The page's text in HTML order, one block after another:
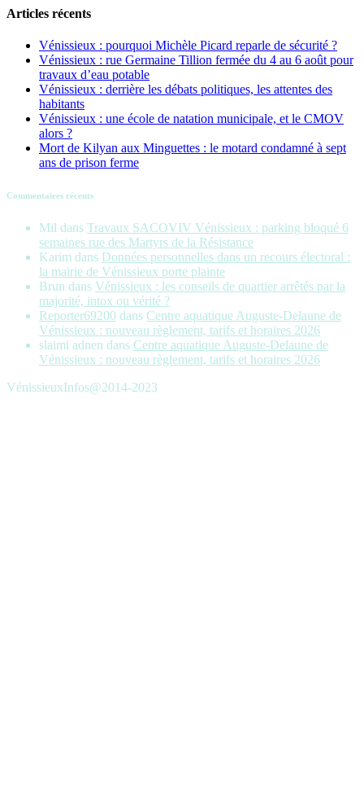
Articles récents
Vénissieux : pourquoi Michèle Picard reparle de sécurité ?
Vénissieux : rue Germaine Tillion fermée du 4 au 6 août pour
travaux d’eau potable
Vénissieux : derrière les débats politiques, les attentes des
habitants
Vénissieux : une école de natation municipale, et le CMOV
alors ?
Mort de Kilyan aux Minguettes : le motard condamné à sept
ans de prison ferme
Commentaires récents
Mil dans Travaux SACOVIV Vénissieux : parking bloqué 6
semaines rue des Martyrs de la Résistance
Karim dans Données personnelles dans un recours électoral :
la mairie de Vénissieux porte plainte
Brun dans Vénissieux : les conseils de quartier arrêtés par la
majorité, intox ou vérité ?
Reporter69200 dans Centre aquatique Auguste-Delaune de
Vénissieux : nouveau règlement, tarifs et horaires 2026
slaimi adnen dans Centre aquatique Auguste-Delaune de
Vénissieux : nouveau règlement, tarifs et horaires 2026
VénissieuxInfos@2014-2023